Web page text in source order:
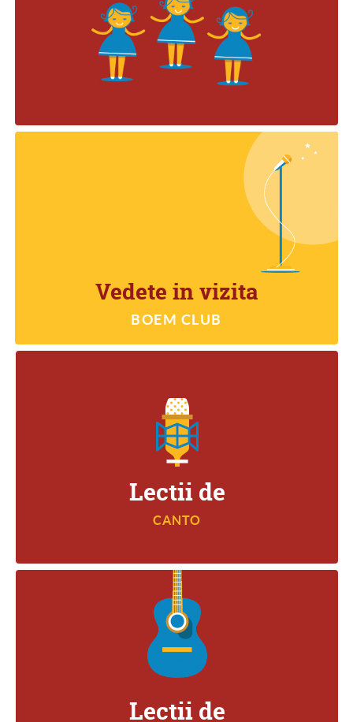
Vedete in vizita
BOEM CLUB
VEDETE IN VIZITA
Lectii de
CANTO
CANTO
Lectii de
CHITARA